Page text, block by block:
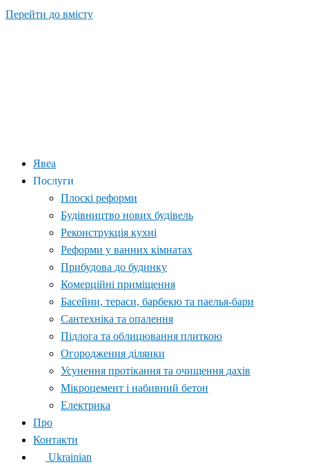
Перейти до вмісту
Явеа
Послуги
Плоскі реформи
Будівництво нових будівель
Реконструкція кухні
Реформи у ванних кімнатах
Прибудова до будинку
Комерційні приміщення
Басейни, тераси, барбекю та паелья-бари
Сантехніка та опалення
Підлога та облицювання плиткою
Огородження ділянки
Усунення протікання та очищення дахів
Мікроцемент і набивний бетон
Електрика
Про
Контакти
Ukrainian